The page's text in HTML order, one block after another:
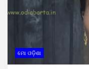
ମୋ ଓଡ଼ିଶା